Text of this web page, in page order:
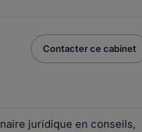
Contacter ce cabinet
juridique en conseils,